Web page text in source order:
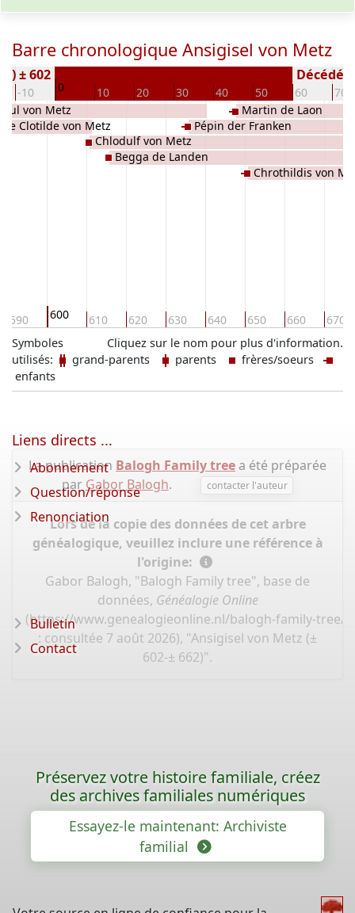
Barre chronologique Ansigisel von Metz
-10 0 10 20 30 40 50 60 70
± 602
590 600 610 620 630 640 650 660 670
von Metz
Clotilde von Metz
Chlodulf von Metz
Begga de Landen
Pépin der Franken
Martin de Laon
Chrothildis von
Cliquez sur le nom pour plus d'information.
Symboles
utilisés:
grand-parents parents
frères/soeurs
enfants
La publication Balogh Family tree a été préparée
par Gabor Balogh. contacter l'auteur
Lors de la copie des données de cet arbre
généalogique, veuillez inclure une référence à
l'origine:
Gabor Balogh, "Balogh Family tree", base de
données, Généalogie Online
(https://www.genealogieonline.nl/balogh-family-tree/
: consultée 7 août 2026), "Ansigisel von Metz (±
602-± 662)".
Liens directs ...
Abonnement
Question/réponse
Renonciation
Bulletin
Contact
Préservez votre histoire familiale, créez
des archives familiales numériques
Essayez-le maintenant: Archiviste
familial